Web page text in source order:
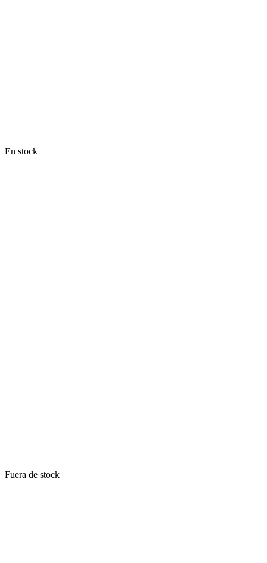
En stock
Fuera de stock